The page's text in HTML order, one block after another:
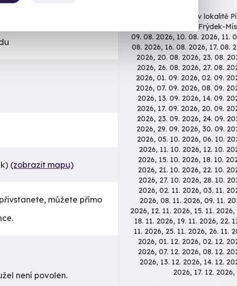
První volné termíny v lokalitě
Frýdek-
09. 08. 2026, 10. 08. 2026, 11.
08. 2026, 16. 08. 2026, 17. 08.
2026, 20. 08. 2026, 23. 08.
2026, 26. 08. 2026, 27. 08.
2026, 01. 09. 2026, 02. 09.
2026, 07. 09. 2026, 08. 09.
2026, 13. 09. 2026, 14. 09.
2026, 17. 09. 2026, 20. 09.
2026, 23. 09. 2026, 24. 09.
2026, 29. 09. 2026, 30. 09.
2026, 05. 10. 2026, 06. 10.
2026, 11. 10. 2026, 12. 10.
2026, 15. 10. 2026, 18. 10.
2026, 21. 10. 2026, 22. 10.
2026, 27. 10. 2026, 28. 10.
2026, 02. 11. 2026, 03. 11.
2026, 08. 11. 2026, 09. 11.
2026, 12. 11. 2026, 15. 11.
18. 11. 2026, 19. 11. 2026, 22.
11. 2026, 25. 11. 2026, 26. 11.
2026, 01. 12. 2026, 02. 12.
2026, 07. 12. 2026, 08. 12.
2026, 13. 12. 2026, 14. 12.
2026, 17. 12.
mám poukaz
(zobrazit mapu)
můžete přímo
není povolen.